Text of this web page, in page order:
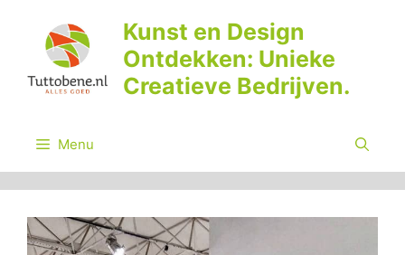
inhoud
Kunst en Design
Ontdekken: Unieke
Creatieve Bedrijven.
Menu